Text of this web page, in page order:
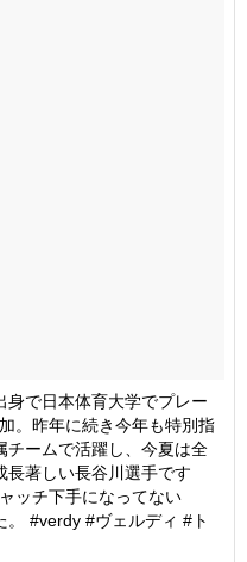
身で日本体育大学でプレー
。昨年に続き今年も特別指
チームで活躍し、今夏は全
長著しい長谷川選手です
ッチ下手になってない
#verdy #ヴェルディ #ト